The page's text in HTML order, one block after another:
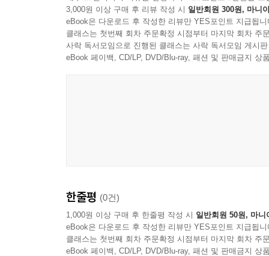
3,000원 이상 구매 후 리뷰 작성 시 일반회원 300원, 마니
eBook은 다운로드 후 작성한 리뷰만 YES포인트 지급됩니
클래스는 첫번째 회차 주문확정 시점부터 마지막 회차 주
사락 독서모임으로 진행된 클래스는 사락 독서모임 게시
eBook 페이백, CD/LP, DVD/Blu-ray, 패션 및 판매금지 상
한줄평 (0건)
1,000원 이상 구매 후 한줄평 작성 시 일반회원 50원, 마니
eBook은 다운로드 후 작성한 리뷰만 YES포인트 지급됩니
클래스는 첫번째 회차 주문확정 시점부터 마지막 회차 주
eBook 페이백, CD/LP, DVD/Blu-ray, 패션 및 판매금지 상